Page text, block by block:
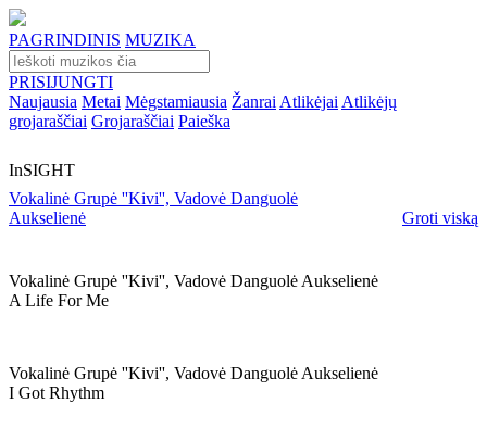
PAGRINDINIS MUZIKA
PRISIJUNGTI
Naujausia Metai Mėgstamiausia Žanrai Atlikėjai Atlikėjų
grojaraščiai Grojaraščiai Paieška
InSIGHT
Vokalinė Grupė ''Kivi'', Vadovė Danguolė
Aukselienė
Groti viską
Vokalinė Grupė ''kivi'', Vadovė Danguolė Aukselienė
A Life For Me
Vokalinė Grupė ''kivi'', Vadovė Danguolė Aukselienė
I Got Rhythm